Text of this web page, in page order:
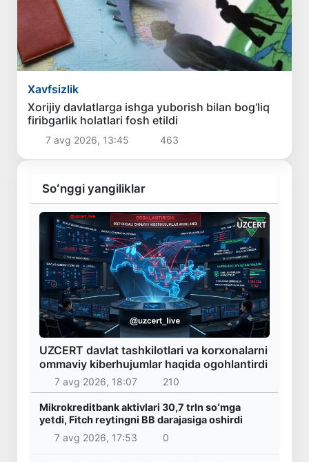
Xavfsizlik
Xorijiy davlatlarga ishga yuborish bilan bog‘liq
firibgarlik holatlari fosh etildi
7 avg 2026, 13:45 463
Soʻnggi yangiliklar
UZCERT davlat tashkilotlari va korxonalarni
ommaviy kiberhujumlar haqida ogohlantirdi
7 avg 2026, 18:07 210
Mikrokreditbank aktivlari 30,7 trln soʻmga
yetdi, Fitch reytingni BB darajasiga oshirdi
7 avg 2026, 17:53
0